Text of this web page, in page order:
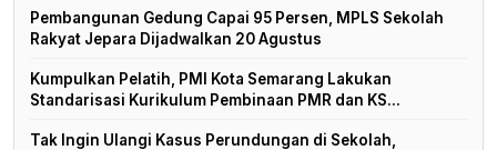
Pembangunan Gedung Capai 95 Persen, MPLS Sekolah
Rakyat Jepara Dijadwalkan 20 Agustus
Kumpulkan Pelatih, PMI Kota Semarang Lakukan
Standarisasi Kurikulum Pembinaan PMR dan KS...
Tak Ingin Ulangi Kasus Perundungan di Sekolah,